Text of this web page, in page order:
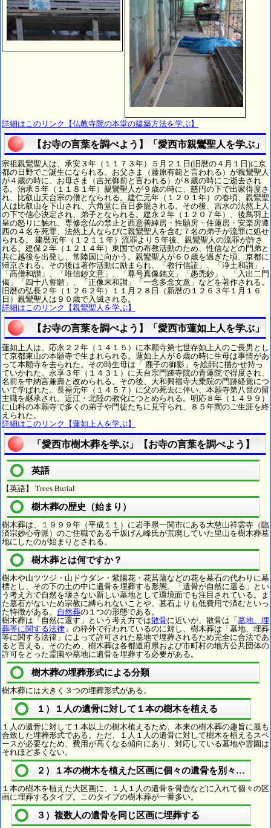
詳細はこのリンク【仏教寺院の本堂の建築方法を学ぶ】
【お寺の言葉を調べよう】「愛西市親鸞聖人を学ぶ」
宗祖親鸞聖人は、承安３年（１１７３年）５月２１日(旧暦の４月１日)に京
都の日野でご誕生になられる。お父さま（藤原有範と言われる）が親鸞聖人
が４歳の時に、お母さま（吉光御前と言われる）が８歳の時にご逝去され
る。治承５年（１１８１年）親鸞聖人が９歳の時に、慈円の下で出家得度さ
れ、比叡山天台宗の僧となられる。建仁元年（１２０１年）の春頃、親鸞聖
人は比叡山を下山され、六角堂に百日参籠される。その後、吉水の法然上人
の下で信心決定され、弟子となられる。建永２年（１２０７年）、後鳥羽上
皇の怒りに触れ、専修念仏の禁止と西意善綽房・性願房・住蓮房・安楽房遵
西の４名を死罪、法然上人ならびに親鸞聖人を含む７名の弟子が流罪に処せ
られる。 建暦元年（１２１１年）流罪より５年後、親鸞聖人の流罪が許さ
れる。建保２年（１２１４年）東国での布教活動のため、性信などの門弟と
共に越後を出発し、常陸国に向かう。親鸞聖人が６０歳を過ぎた頃、京都に
帰京される。その後は著作活動に励まられ、「教行信証」、「浄土和讃」、
「高僧和讃」、「唯信鈔文意」、「尊号真像銘文」「愚禿鈔」、「入出二門
偈」「四十八誓願」、「正像末和讃」「一念多念文意」などを著作される。
旧暦の弘長２年（１２６２年）１１月２８日（新暦の１２６３年１月１６
日）親鸞聖人は９０歳で入滅される。
詳細はこのリンク【親鸞聖人を学ぶ】
【お寺の言葉を調べよう】「愛西市蓮如上人を学ぶ」
蓮如上人は、応永２２年（１４１５）に本願寺第七世存如上人のご長男とし
て京都東山の本願寺で生まれられる。蓮如上人が６歳の時に生母は事情があ
って本願寺を去られた。その時生母は「 鹿子の御影」を絵師に描かせ持っ
ていかれた。永享３年（１４３１）に天台宗門跡寺院の青蓮院で得度され、
名前を中納言兼壽と改められる。その後、大和興福寺大乗院の門跡経覚につ
いて学ばれた。長禄元年（１４５７）に父の死去に伴い、本願寺第八世の留
主職を継承され、近江・北陸の教化につとめられる。明応８年（１４９９）
に山科の本願寺で多くの弟子や門徒たちに見守られ、８５年間のご生涯を終
えられた。
詳細はこのリンク【蓮如上人を学ぶ】
「愛西市樹木葬を学ぶ」【お寺の言葉を調べよう】
英語
【英語】 Trees Burial
樹木葬の歴史（始まり）
樹木葬は、１９９９年（平成１１）に岩手県一関市にある大慈山祥雲寺（臨
済宗妙心寺派）のご住職である千坂げん峰氏が荒廃していた里山を樹木葬墓
地にしたのが始まりとされる。
樹木葬とは何ですか？
樹木や山ツツジ・山ドウダン・紫陽花・花菖蒲などの花を墓石の代わりに墓
標とし、その下の土の中に遺骨を埋葬する形態。「遺骨が自然に還る」とい
う考え方で自然を壊さない新しい墓地として環境面でも注目されている。ま
た墓石がないため宗教に縛られないことや、墓石よりも低費用で済むといっ
た特徴がある。 自然葬の１つの形態である。
樹木葬は「自然に還す」という考え方では散骨に近いが、散骨は「 墓地、埋
葬等に関する法律 」の枠外で行われているのに対し、樹木葬は「墓地、埋葬
等に関する法律」によって許可された墓地で埋葬されるため完全に合法であ
ると言える。そのため、樹木葬は各都道府県および市町村の地方公共団体の
許可をとった霊園や墓地に遺骨を埋葬する必要がある。
樹木葬の埋葬形式による分類
樹木葬には大きく３つの埋葬形式がある。
１）１人の遺骨に対して１本の樹木を植える
１人の遺骨に対して１本以上の樹木植えるため、本来の樹木葬の趣旨に最も
合致した埋葬形式である。ただ、１人１人の遺骨に対して樹木を植えるスペ
ースが必要なため、費用が高くなる傾向にあり、対応している墓地や霊園は
それほど多くない。
２）１本の樹木を植えた区画に個々の遺骨を別々に埋葬
１本の樹木を植えた大区画に、１人１人の遺骨を骨壺などに入れて個々の区
画に埋葬するタイプ。このタイプの樹木葬が一番多い。
３）複数人の遺骨を同じ区画に埋葬する